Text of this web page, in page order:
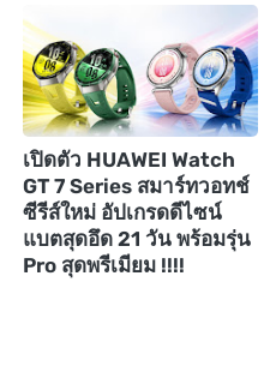
เปิดตัว HUAWEI Watch
GT 7 Series สมาร์ทวอทช์
ซีรีส์ใหม่ อัปเกรดดีไซน์
แบตสุดอึด 21 วัน พร้อมรุ่น
Pro สุดพรีเมียม !!!!